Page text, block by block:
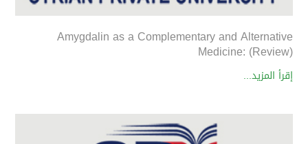
Amygdalin as a Complementary and Alternative
Medicine: (Review)
إقرأ المزيد...